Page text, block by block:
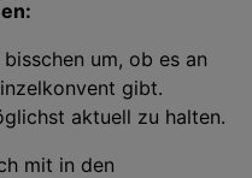
um, ob es an
gibt.
aktuell zu halten.
mit in den